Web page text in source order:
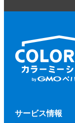
サービス情報